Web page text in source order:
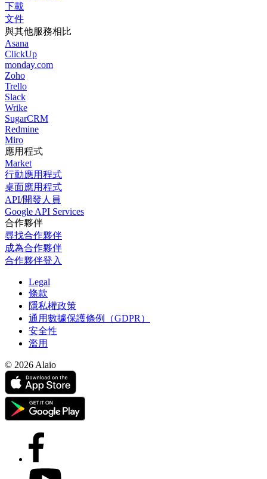
下載
文件
與其他服務相比
Asana
ClickUp
monday.com
Zoho
Trello
Slack
Wrike
SugarCRM
Redmine
Miro
應用程式
Market
行動應用程式
桌面應用程式
API/開發人員
Google API Services
合作夥伴
尋找合作夥伴
成為合作夥伴
合作夥伴登入
Legal
條款
隱私權政策
通用數據保護條例（GDPR）
安全性
濫用
© 2026 Alaio